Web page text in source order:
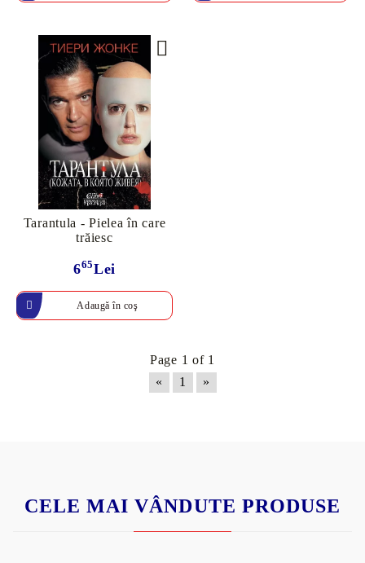
Tarantula - Pielea în care
trăiesc
665Lei
Page 1 of 1
«
1 »
CELE MAI VÂNDUTE PRODUSE